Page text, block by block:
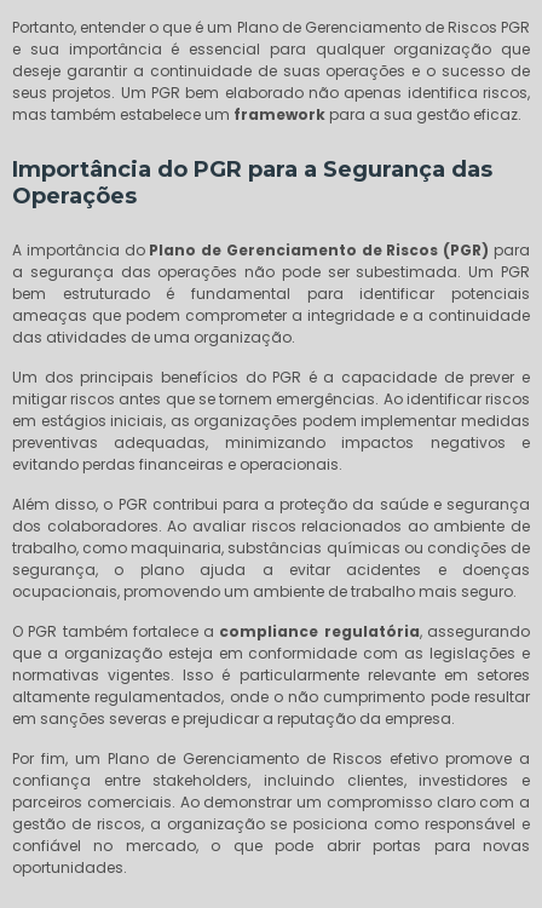
Portanto, entender o que é um Plano de Gerenciamento de Riscos PGR
e sua importância é essencial para qualquer organização que
deseje garantir a continuidade de suas operações e o sucesso de
seus projetos. Um PGR bem elaborado não apenas identifica riscos,
mas também estabelece um framework para a sua gestão eficaz.
Importância do PGR para a Segurança das
Operações
A importância do Plano de Gerenciamento de Riscos (PGR) para
a segurança das operações não pode ser subestimada. Um PGR
bem estruturado é fundamental para identificar potenciais
ameaças que podem comprometer a integridade e a continuidade
das atividades de uma organização.
Um dos principais benefícios do PGR é a capacidade de prever e
mitigar riscos antes que se tornem emergências. Ao identificar riscos
em estágios iniciais, as organizações podem implementar medidas
preventivas adequadas, minimizando impactos negativos e
evitando perdas financeiras e operacionais.
Além disso, o PGR contribui para a proteção da saúde e segurança
dos colaboradores. Ao avaliar riscos relacionados ao ambiente de
trabalho, como maquinaria, substâncias químicas ou condições de
segurança, o plano ajuda a evitar acidentes e doenças
ocupacionais, promovendo um ambiente de trabalho mais seguro.
O PGR também fortalece a compliance regulatória, assegurando
que a organização esteja em conformidade com as legislações e
normativas vigentes. Isso é particularmente relevante em setores
altamente regulamentados, onde o não cumprimento pode resultar
em sanções severas e prejudicar a reputação da empresa.
Por fim, um Plano de Gerenciamento de Riscos efetivo promove a
confiança entre stakeholders, incluindo clientes, investidores e
parceiros comerciais. Ao demonstrar um compromisso claro com a
gestão de riscos, a organização se posiciona como responsável e
confiável no mercado, o que pode abrir portas para novas
oportunidades.